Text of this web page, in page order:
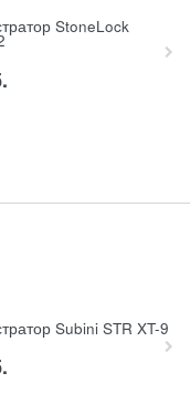
StoneLock
Subini STR XT-9